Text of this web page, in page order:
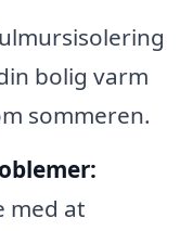
bolig varm
sommeren.
med at